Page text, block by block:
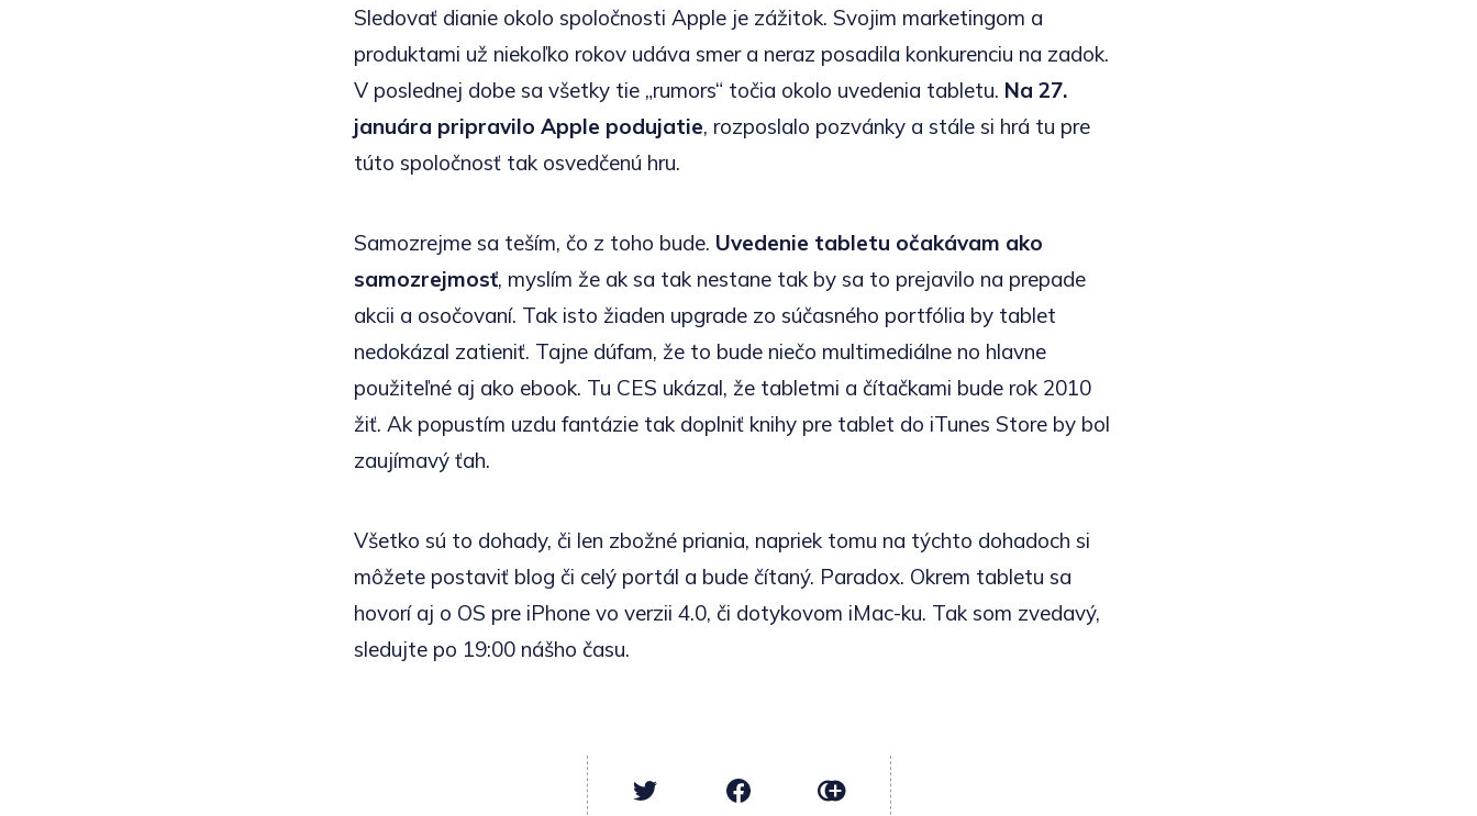
Sledovať dianie okolo spoločnosti Apple je zážitok. Svojim marketingom a
produktami už niekoľko rokov udáva smer a neraz posadila konkurenciu na zadok.
V poslednej dobe sa všetky tie „rumors“ točia okolo uvedenia tabletu. Na 27.
januára pripravilo Apple podujatie, rozposlalo pozvánky a stále si hrá tu pre
túto spoločnosť tak osvedčenú hru.
Samozrejme sa teším, čo z toho bude. Uvedenie tabletu očakávam ako
samozrejmosť, myslím že ak sa tak nestane tak by sa to prejavilo na prepade
akcii a osočovaní. Tak isto žiaden upgrade zo súčasného portfólia by tablet
nedokázal zatieniť. Tajne dúfam, že to bude niečo multimediálne no hlavne
použiteľné aj ako ebook. Tu CES ukázal, že tabletmi a čítačkami bude rok 2010
žiť. Ak popustím uzdu fantázie tak doplniť knihy pre tablet do iTunes Store by bol
zaujímavý ťah.
Všetko sú to dohady, či len zbožné priania, napriek tomu na týchto dohadoch si
môžete postaviť blog či celý portál a bude čítaný. Paradox. Okrem tabletu sa
hovorí aj o OS pre iPhone vo verzii 4.0, či dotykovom iMac-ku. Tak som zvedavý,
sledujte po 19:00 nášho času.